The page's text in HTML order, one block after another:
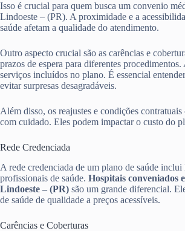
Isso é crucial para quem busca um convenio
Lindoeste – (PR). A proximidade e a
saúde afetam a qualidade do atendimento.
Outro aspecto crucial são as carências e
prazos de espera para diferentes procedimentos.
serviços incluídos no plano. É essencial entender
evitar surpresas desagradáveis.
Além disso, os reajustes e condições
com cuidado. Eles podem impactar o custo do
Rede Credenciada
A rede credenciada de um plano de saúde
profissionais de saúde. Hospitais conveniados
Lindoeste – (PR) são um grande diferencial.
de saúde de qualidade a preços acessíveis.
Carências e Coberturas